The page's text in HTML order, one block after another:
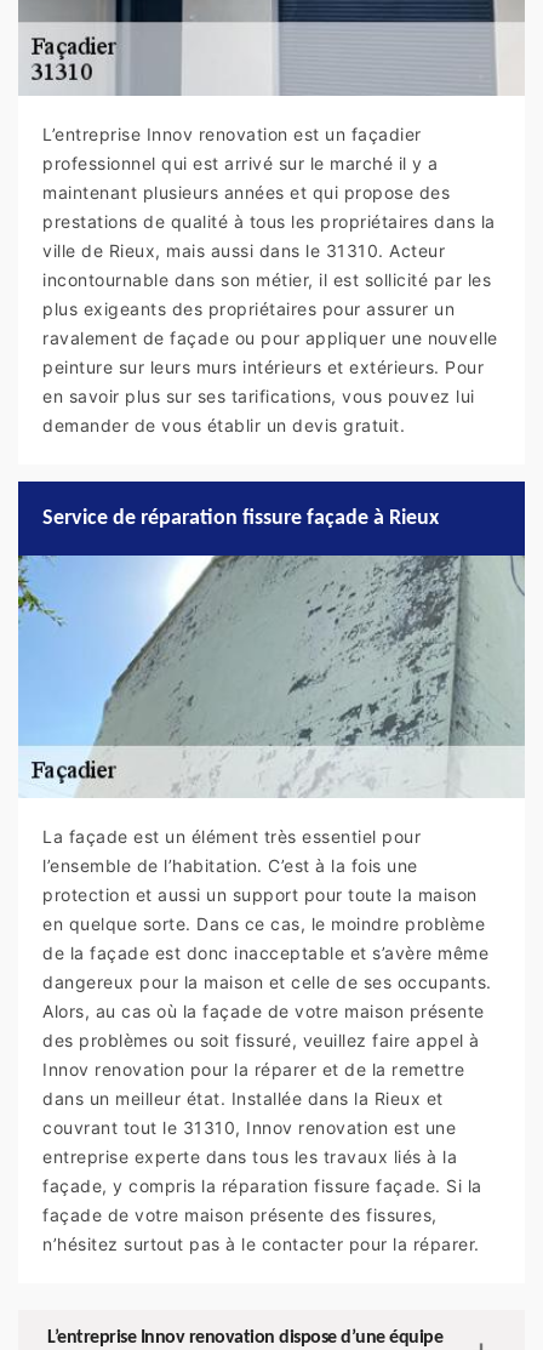
L’entreprise Innov renovation est un façadier
professionnel qui est arrivé sur le marché il y a
maintenant plusieurs années et qui propose des
prestations de qualité à tous les propriétaires dans la
ville de Rieux, mais aussi dans le 31310. Acteur
incontournable dans son métier, il est sollicité par les
plus exigeants des propriétaires pour assurer un
ravalement de façade ou pour appliquer une nouvelle
peinture sur leurs murs intérieurs et extérieurs. Pour
en savoir plus sur ses tarifications, vous pouvez lui
demander de vous établir un devis gratuit.
Service de réparation fissure façade à Rieux
La façade est un élément très essentiel pour
l’ensemble de l’habitation. C’est à la fois une
protection et aussi un support pour toute la maison
en quelque sorte. Dans ce cas, le moindre problème
de la façade est donc inacceptable et s’avère même
dangereux pour la maison et celle de ses occupants.
Alors, au cas où la façade de votre maison présente
des problèmes ou soit fissuré, veuillez faire appel à
Innov renovation pour la réparer et de la remettre
dans un meilleur état. Installée dans la Rieux et
couvrant tout le 31310, Innov renovation est une
entreprise experte dans tous les travaux liés à la
façade, y compris la réparation fissure façade. Si la
façade de votre maison présente des fissures,
n’hésitez surtout pas à le contacter pour la réparer.
L’entreprise Innov renovation dispose d’une équipe